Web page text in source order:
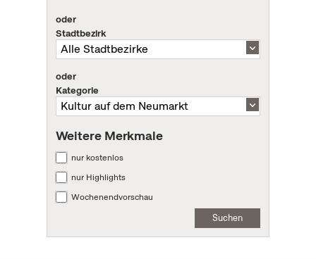
oder
Stadtbezirk
oder
Kategorie
Weitere Merkmale
nur kostenlos
nur Highlights
Wochenendvorschau
Suchen